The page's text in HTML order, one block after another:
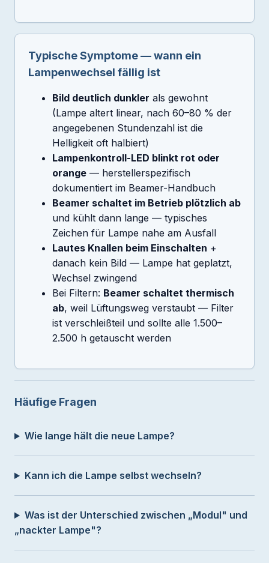
Typische Symptome — wann ein
Lampenwechsel fällig ist
Bild deutlich dunkler als gewohnt
(Lampe altert linear, nach 60–80 % der
angegebenen Stundenzahl ist die
Helligkeit oft halbiert)
Lampenkontroll-LED blinkt rot oder
orange — herstellerspezifisch
dokumentiert im Beamer-Handbuch
Beamer schaltet im Betrieb plötzlich ab
und kühlt dann lange — typisches
Zeichen für Lampe nahe am Ausfall
Lautes Knallen beim Einschalten +
danach kein Bild — Lampe hat geplatzt,
Wechsel zwingend
Bei Filtern: Beamer schaltet thermisch
ab, weil Lüftungsweg verstaubt — Filter
ist verschleißteil und sollte alle 1.500–
2.500 h getauscht werden
Häufige Fragen
Wie lange hält die neue Lampe?
Kann ich die Lampe selbst wechseln?
Was ist der Unterschied zwischen „Modul" und
„nackter Lampe"?